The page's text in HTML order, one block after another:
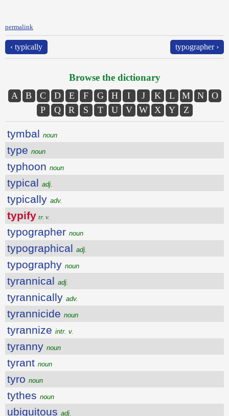
permalink
‹ typically typographer ›
Browse the dictionary
A B C D E F G H I J K L M N
O
P
Q R S T U V W X Y Z
tymbal noun
type noun
typhoon noun
typical adj.
typically adv.
typify tr. v.
typographer noun
typographical adj.
typography noun
tyrannical adj.
tyrannically adv.
tyrannicide noun
tyrannize intr. v.
tyranny noun
tyrant noun
tyro noun
tythes noun
ubiquitous adj.